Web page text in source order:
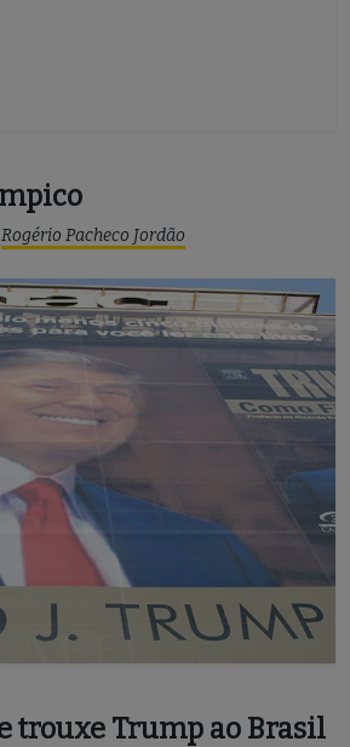
Rogério Pacheco Jordão
trouxe Trump ao Brasil